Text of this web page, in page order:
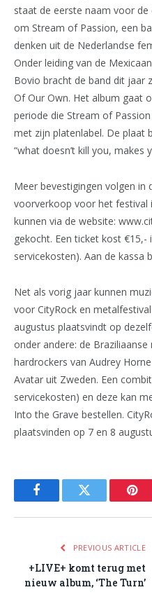
staat de eerste naam voor
om Stream of Passion, een
denken uit de Nederlandse
Onder leiding van de
Bovio bracht de band dit jaar
Of Our Own. Het album gaat
periode die Stream of
met zijn platenlabel. De plaat
“what doesn’t kill you, makes
Meer bevestigingen volgen in
voorverkoop voor het festival
kunnen via de website:
gekocht. Een ticket kost
servicekosten). Aan de kassa
Net als vorig jaar kunnen
voor CityRock en
augustus plaatsvindt op
onder andere: de
hardrockers van Audrey
Avatar uit Zweden. Een
servicekosten) en deze kan
Into the Grave bestellen.
plaatsvinden op 7 en 8
FacebookTwitter
PREVIOUS ARTICLE
+LIVE+ komt terug met
nieuw album, ‘The Turn’